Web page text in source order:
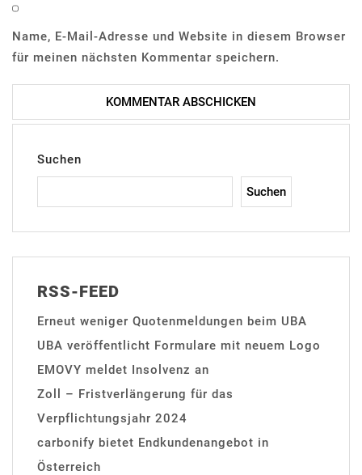
Name, E-Mail-Adresse und Website in diesem Browser
für meinen nächsten Kommentar speichern.
Suchen
Suchen
RSS-FEED
Erneut weniger Quotenmeldungen beim UBA
UBA veröffentlicht Formulare mit neuem Logo
EMOVY meldet Insolvenz an
Zoll – Fristverlängerung für das
Verpflichtungsjahr 2024
carbonify bietet Endkundenangebot in
Österreich